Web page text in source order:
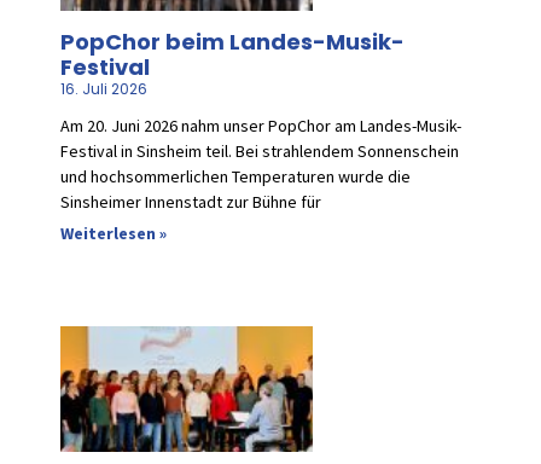
PopChor beim Landes-Musik-
Festival
16. Juli 2026
Am 20. Juni 2026 nahm unser PopChor am Landes-Musik-
Festival in Sinsheim teil. Bei strahlendem Sonnenschein
und hochsommerlichen Temperaturen wurde die
Sinsheimer Innenstadt zur Bühne für
Weiterlesen »